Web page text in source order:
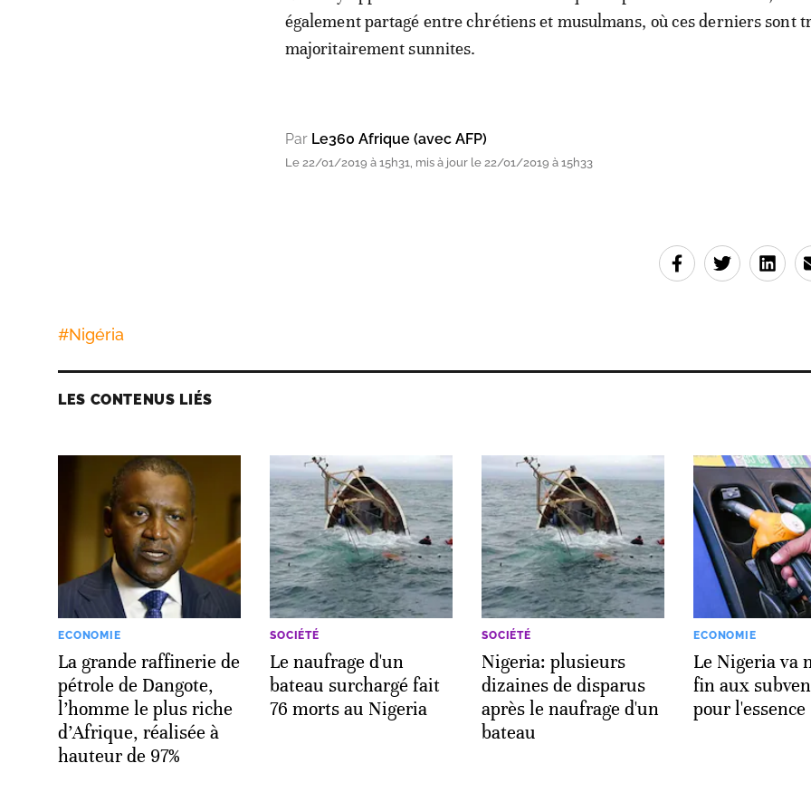
également partagé entre chrétiens et musulmans, où ces derniers sont
majoritairement sunnites.
Par Le360 Afrique (avec AFP)
Le 22/01/2019 à 15h31, mis à jour le 22/01/2019 à 15h33
#Nigéria
LES CONTENUS LIÉS
ECONOMIE
La grande raffinerie de
pétrole de Dangote,
l’homme le plus riche
d’Afrique, réalisée à
hauteur de 97%
SOCIÉTÉ
Le naufrage d'un
bateau surchargé fait
76 morts au Nigeria
SOCIÉTÉ
Nigeria: plusieurs
dizaines de disparus
après le naufrage d'un
bateau
ECONOMIE
Le Nigeria va
fin aux
pour l'essence